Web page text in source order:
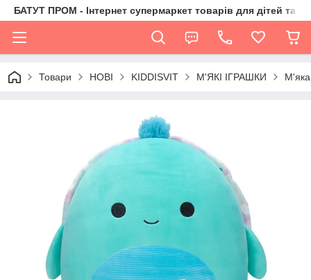
БАТУТ ПРОМ - Інтернет супермаркет товарів для дітей та їх
Товари НОВІ KIDDISVIT М'ЯКІ ІГРАШКИ